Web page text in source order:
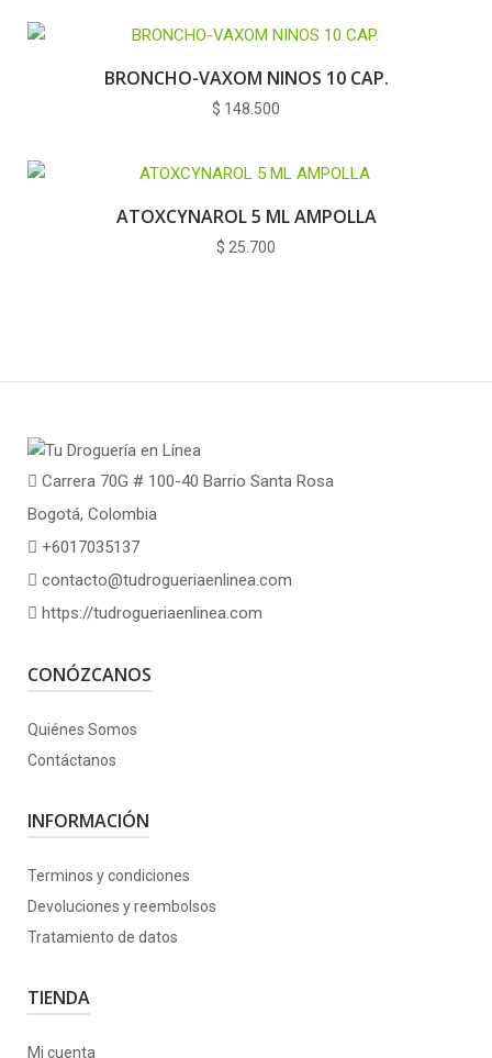
BRONCHO-VAXOM NINOS 10 CAP.
$ 148.500
ATOXCYNAROL 5 ML AMPOLLA
$ 25.700
Carrera 70G # 100-40 Barrio Santa Rosa
Bogotá, Colombia
+6017035137
contacto@tudrogueriaenlinea.com
https://tudrogueriaenlinea.com
CONÓZCANOS
Quiénes Somos
Contáctanos
INFORMACIÓN
Terminos y condiciones
Devoluciones y reembolsos
Tratamiento de datos
TIENDA
Mi cuenta